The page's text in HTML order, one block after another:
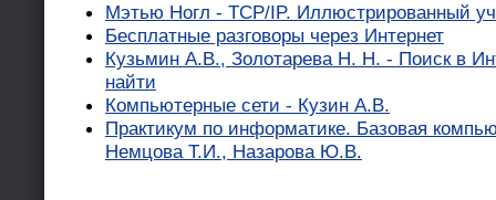
Мэтью Ногл - TCP/IP. Иллюстрированный
Бесплатные разговоры через Интернет
Кузьмин А.В., Золотарева Н. Н. - Поиск в
найти
Компьютерные сети - Кузин А.В.
Практикум по информатике. Базовая
Немцова Т.И., Назарова Ю.В.